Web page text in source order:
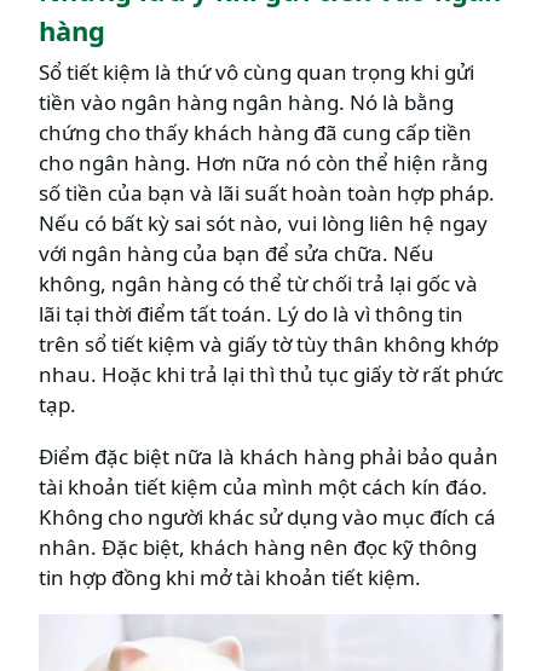
hàng
Sổ tiết kiệm là thứ vô cùng quan trọng khi gửi
tiền vào ngân hàng ngân hàng. Nó là bằng
chứng cho thấy khách hàng đã cung cấp tiền
cho ngân hàng. Hơn nữa nó còn thể hiện rằng
số tiền của bạn và lãi suất hoàn toàn hợp pháp.
Nếu có bất kỳ sai sót nào, vui lòng liên hệ ngay
với ngân hàng của bạn để sửa chữa. Nếu
không, ngân hàng có thể từ chối trả lại gốc và
lãi tại thời điểm tất toán. Lý do là vì thông tin
trên sổ tiết kiệm và giấy tờ tùy thân không khớp
nhau. Hoặc khi trả lại thì thủ tục giấy tờ rất phức
tạp.
Điểm đặc biệt nữa là khách hàng phải bảo quản
tài khoản tiết kiệm của mình một cách kín đáo.
Không cho người khác sử dụng vào mục đích cá
nhân. Đặc biệt, khách hàng nên đọc kỹ thông
tin hợp đồng khi mở tài khoản tiết kiệm.